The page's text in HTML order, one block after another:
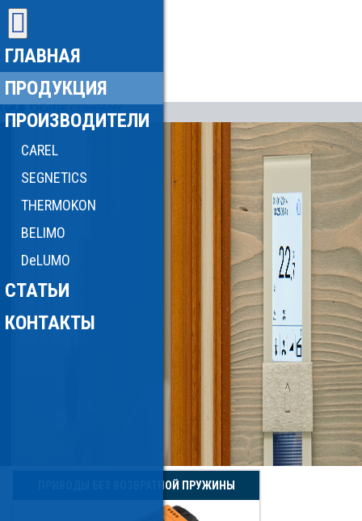
ГЛАВНАЯ
ПРОДУКЦИЯ
ПРОИЗВОДИТЕЛИ
CAREL
SEGNETICS
THERMOKON
BELIMO
DeLUMO
СТАТЬИ
КОНТАКТЫ
ПРИВОДЫ БЕЗ ВОЗВРАТНОЙ ПРУЖИНЫ